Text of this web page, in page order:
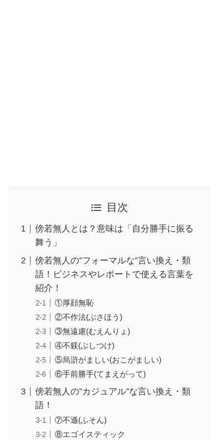
目次
傍若無人とは？意味は「自分勝手に振る
舞う」
傍若無人の”フォーマルな”言い換え・類
語！ビジネスやレポートで使える言葉を
紹介！
①厚顔無恥
②不作法(ぶさほう)
③無遠慮(むえんりょ)
④不躾(ぶしつけ)
⑤烏滸がましい(おこがましい)
⑥手前勝手(てまえがって)
傍若無人の”カジュアル”な言い換え・類
語！
⑦不遜(ふそん)
⑧エゴイスティック